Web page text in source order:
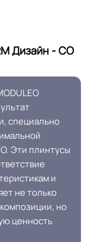
Дизайн - CO
специально
Эти плинтусы
и
не только
но
ценность